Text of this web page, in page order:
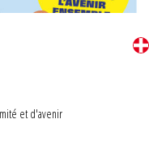
et d'avenir